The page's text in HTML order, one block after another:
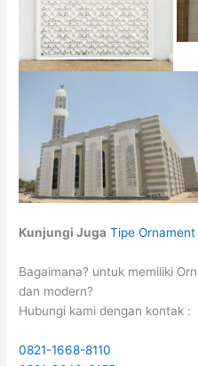
Kunjungi Juga Tipe
Bagaimana? untuk memiliki
dan modern?
Hubungi kami dengan kontak :
0821-1668-8110